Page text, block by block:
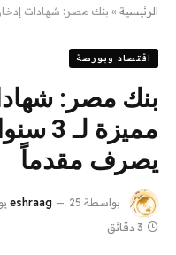
الرئيسية » بنك مصر: شهادات إدخارية دولارية
اقتصاد وبورصة
بنك مصر:
مميزة
يصرف مقدماً
بواسطة eshraag 25 يوليو، 2023
3 دقائق